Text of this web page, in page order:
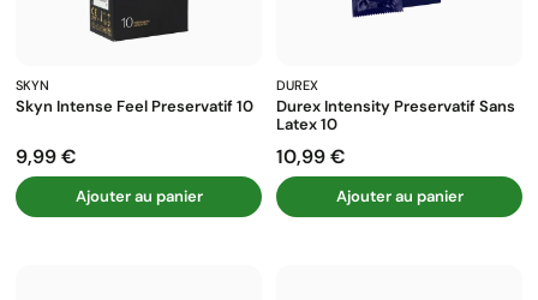
SKYN
Skyn Intense Feel Preservatif 10
Prix
9,99 €
Ajouter au panier
DUREX
Durex Intensity Preservatif Sans
Latex 10
Prix
10,99 €
Ajouter au panier